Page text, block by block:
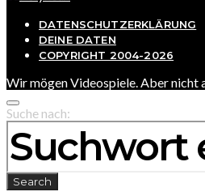
DATENSCHUTZERKLÄRUNG
DEINE DATEN
COPYRIGHT 2004-2026
Wir mögen Videospiele. Aber nicht
Suche nach:
Search